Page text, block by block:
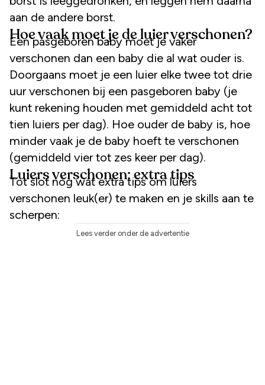
aan de andere borst.
Hoe vaak moet je de luier verschonen?
Een pasgeboren baby moet je vaker
verschonen dan een baby die al wat ouder is.
Doorgaans moet je een luier elke twee tot drie
uur verschonen bij een pasgeboren baby (je
kunt rekening houden met gemiddeld acht tot
tien luiers per dag). Hoe ouder de baby is, hoe
minder vaak je de baby hoeft te verschonen
(gemiddeld vier tot zes keer per dag).
Luiers verschonen: extra tips
Tot slot nog wat extra tips om luiers
verschonen leuk(er) te maken en je skills aan te
scherpen:
Lees verder onder de advertentie